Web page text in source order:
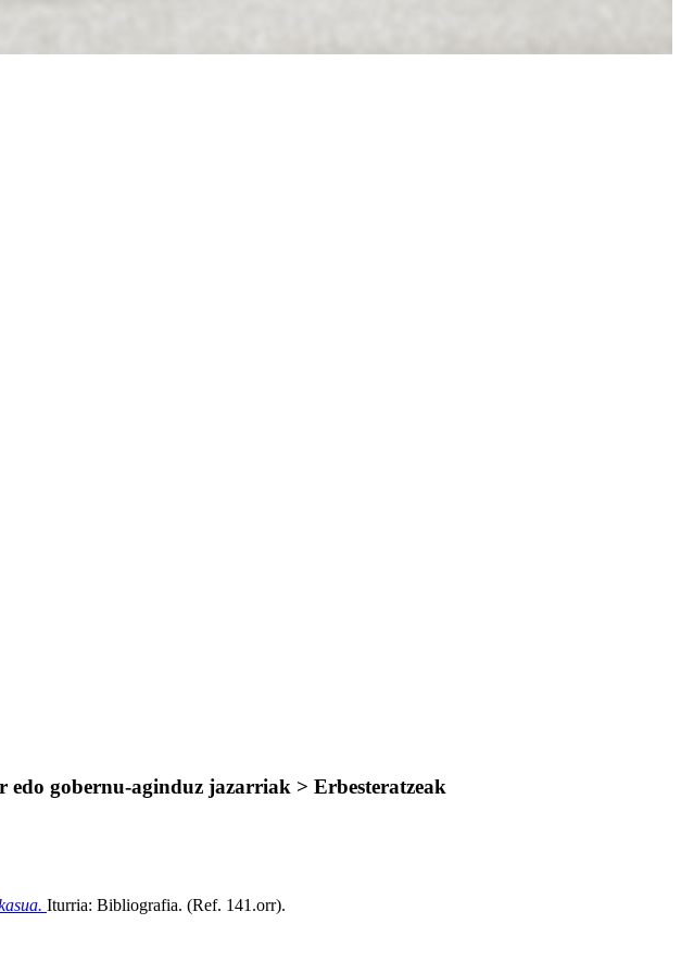
gobernu-aginduz jazarriak > Erbesteratzeak
Iturria: Bibliografia. (Ref. 141.orr).